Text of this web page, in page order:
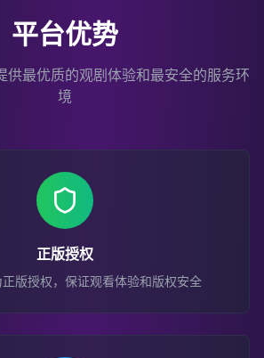
平台优势
供最优质的观剧体验和最安全的服务环
境
正版授权
版授权，保证观看体验和版权安全